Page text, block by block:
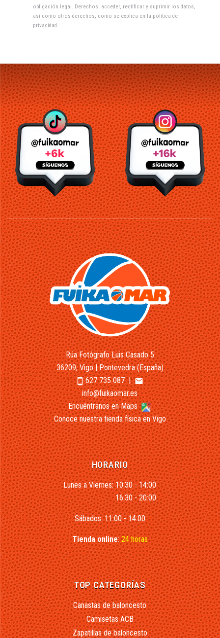
obligación legal. Derechos: acceder, rectificar y suprimir los datos,
así como otros derechos, como se explica en la política de
privacidad .
Rúa Fotógrafo Luis Casado 5
36209, Vigo | Pontevedra (España)
smartphone627 735 087|email
info@fuikaomar.es
Encuéntranos en Maps
Conoce nuestra tienda física en Vigo
HORARIO
Lunes a Viernes: 10:30 - 14:00
16:30 - 20:00
Sábados: 11:00 - 14:00
Tienda online:24 horas
TOP CATEGORÍAS
Canastas de baloncesto
Camisetas ACB
Zapatillas de baloncesto